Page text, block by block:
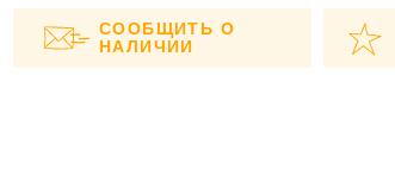
СООБЩИТЬ О
НАЛИЧИИ